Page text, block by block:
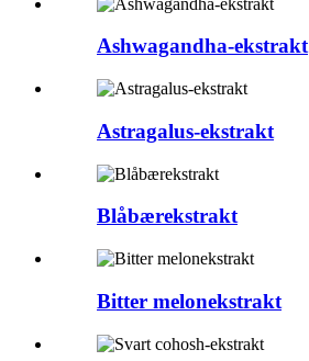
Ashwagandha-ekstrakt
Astragalus-ekstrakt
Blåbærekstrakt
Bitter melonekstrakt